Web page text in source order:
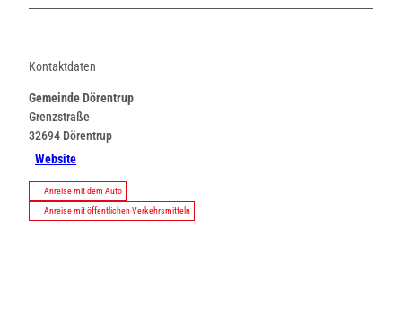
Kontaktdaten
Gemeinde Dörentrup
Grenzstraße
32694 Dörentrup
Website
Anreise mit dem Auto
Anreise mit öffentlichen Verkehrsmitteln